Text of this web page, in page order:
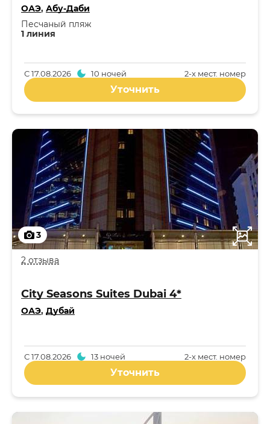
ОАЭ, Абу-Даби
1 линия
Песчаный пляж
2-x мест. номер
С17.08.2026 10 ночей
Уточнить
3
2 отзыва
City Seasons Suites Dubai 4*
ОАЭ, Дубай
2-x мест. номер
С17.08.2026 13 ночей
Уточнить